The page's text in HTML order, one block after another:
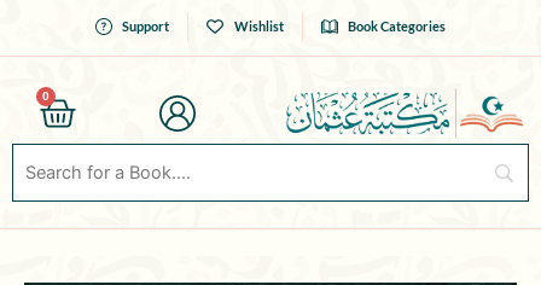
Support Wishlist Book Categories
0
Cart